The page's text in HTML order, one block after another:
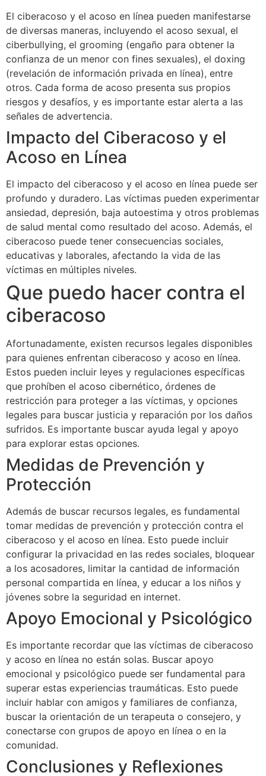
El ciberacoso y el acoso en línea pueden manifestarse
de diversas maneras, incluyendo el acoso sexual, el
ciberbullying, el grooming (engaño para obtener la
confianza de un menor con fines sexuales), el doxing
(revelación de información privada en línea), entre
otros. Cada forma de acoso presenta sus propios
riesgos y desafíos, y es importante estar alerta a las
señales de advertencia.
Impacto del Ciberacoso y el
Acoso en Línea
El impacto del ciberacoso y el acoso en línea puede ser
profundo y duradero. Las víctimas pueden experimentar
ansiedad, depresión, baja autoestima y otros problemas
de salud mental como resultado del acoso. Además, el
ciberacoso puede tener consecuencias sociales,
educativas y laborales, afectando la vida de las
víctimas en múltiples niveles.
Que puedo hacer contra el
ciberacoso
Afortunadamente, existen recursos legales disponibles
para quienes enfrentan ciberacoso y acoso en línea.
Estos pueden incluir leyes y regulaciones específicas
que prohíben el acoso cibernético, órdenes de
restricción para proteger a las víctimas, y opciones
legales para buscar justicia y reparación por los daños
sufridos. Es importante buscar ayuda legal y apoyo
para explorar estas opciones.
Medidas de Prevención y
Protección
Además de buscar recursos legales, es fundamental
tomar medidas de prevención y protección contra el
ciberacoso y el acoso en línea. Esto puede incluir
configurar la privacidad en las redes sociales, bloquear
a los acosadores, limitar la cantidad de información
personal compartida en línea, y educar a los niños y
jóvenes sobre la seguridad en internet.
Apoyo Emocional y Psicológico
Es importante recordar que las víctimas de ciberacoso
y acoso en línea no están solas. Buscar apoyo
emocional y psicológico puede ser fundamental para
superar estas experiencias traumáticas. Esto puede
incluir hablar con amigos y familiares de confianza,
buscar la orientación de un terapeuta o consejero, y
conectarse con grupos de apoyo en línea o en la
comunidad.
Conclusiones y Reflexiones